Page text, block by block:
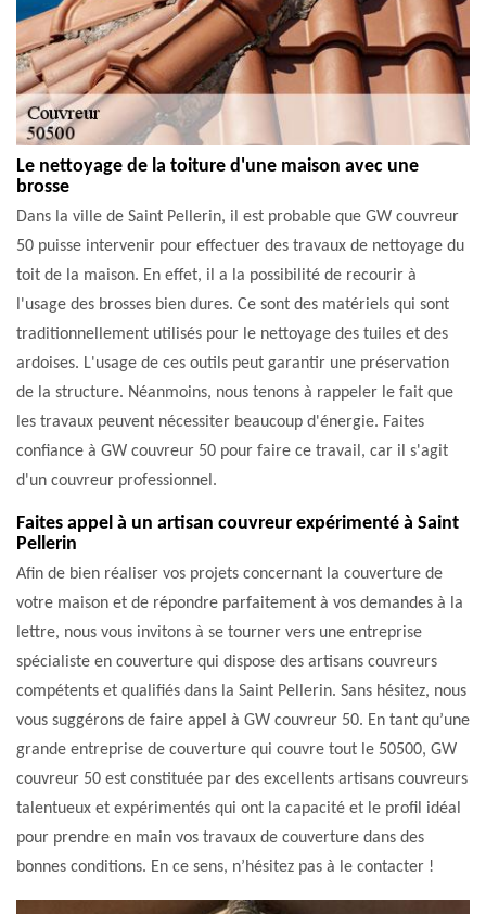
Le nettoyage de la toiture d'une maison avec une
brosse
Dans la ville de Saint Pellerin, il est probable que GW couvreur
50 puisse intervenir pour effectuer des travaux de nettoyage du
toit de la maison. En effet, il a la possibilité de recourir à
l'usage des brosses bien dures. Ce sont des matériels qui sont
traditionnellement utilisés pour le nettoyage des tuiles et des
ardoises. L'usage de ces outils peut garantir une préservation
de la structure. Néanmoins, nous tenons à rappeler le fait que
les travaux peuvent nécessiter beaucoup d'énergie. Faites
confiance à GW couvreur 50 pour faire ce travail, car il s'agit
d'un couvreur professionnel.
Faites appel à un artisan couvreur expérimenté à Saint
Pellerin
Afin de bien réaliser vos projets concernant la couverture de
votre maison et de répondre parfaitement à vos demandes à la
lettre, nous vous invitons à se tourner vers une entreprise
spécialiste en couverture qui dispose des artisans couvreurs
compétents et qualifiés dans la Saint Pellerin. Sans hésitez, nous
vous suggérons de faire appel à GW couvreur 50. En tant qu’une
grande entreprise de couverture qui couvre tout le 50500, GW
couvreur 50 est constituée par des excellents artisans couvreurs
talentueux et expérimentés qui ont la capacité et le profil idéal
pour prendre en main vos travaux de couverture dans des
bonnes conditions. En ce sens, n’hésitez pas à le contacter !